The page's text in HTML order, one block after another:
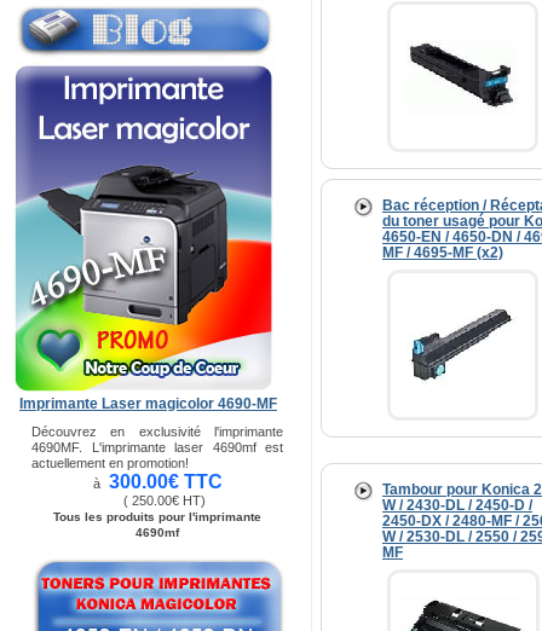
Imprimante Laser magicolor 4690-MF
Découvrez en exclusivité l'imprimante
4690MF. L'imprimante laser 4690mf est
actuellement en promotion!
à 300.00€ TTC
( 250.00€ HT)
Tous les produits pour l'imprimante
4690mf
Bac réception /
du toner usagé pour
4650-EN / 4650-DN /
MF / 4695-MF (x2)
Tambour pour Konica
W / 2430-DL / 2450-D /
2450-DX / 2480-MF /
W / 2530-DL / 2550 /
MF